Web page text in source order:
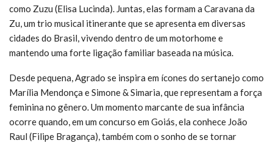
como Zuzu (Elisa Lucinda). Juntas, elas formam a Caravana da
Zu, um trio musical itinerante que se apresenta em diversas
cidades do Brasil, vivendo dentro de um motorhome e
mantendo uma forte ligação familiar baseada na música.
Desde pequena, Agrado se inspira em ícones do sertanejo como
Marília Mendonça e Simone & Simaria, que representam a força
feminina no gênero. Um momento marcante de sua infância
ocorre quando, em um concurso em Goiás, ela conhece João
Raul (Filipe Bragança), também com o sonho de se tornar